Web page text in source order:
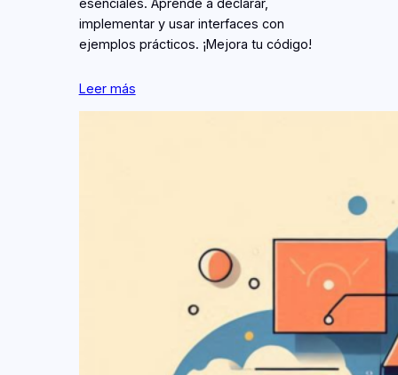
esenciales. Aprende a declarar,
implementar y usar interfaces con
ejemplos prácticos. ¡Mejora tu código!
Leer más